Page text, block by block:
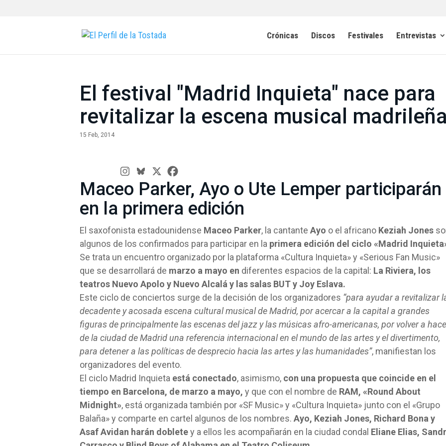
Crónicas Discos Festivales Entrevistas
El festival "Madrid Inquieta" nace para
revitalizar la escena musical madrileña
15 Feb, 2014
Maceo Parker, Ayo o Ute Lemper participarán
en la primera edición
El saxofonista estadounidense Maceo Parker, la cantante Ayo o el africano Keziah Jones
algunos de los confirmados para participar en la primera edición del ciclo «Madrid
Se trata un encuentro organizado por la plataforma «Cultura Inquieta» y «Serious Fan Music»
que se desarrollará de marzo a mayo en diferentes espacios de la capital: La Riviera, los
teatros Nuevo Apolo y Nuevo Alcalá y las salas BUT y Joy Eslava.
Este ciclo de conciertos surge de la decisión de los organizadores “para ayudar a revitalizar
decadente y acosada escena cultural musical de Madrid, por acercar a la capital a grandes
figuras de principalmente las escenas del jazz y las músicas afro-americanas, por volver a
de la ciudad de Madrid una referencia internacional en el mundo de las artes y el divertimento,
para detener a las políticas de desprecio hacia las artes y las humanidades”, manifiestan los
organizadores del evento.
El ciclo Madrid Inquieta está conectado, asimismo, con una propuesta que coincide en el
tiempo en Barcelona, de marzo a mayo, y que con el nombre de RAM, «Round About
Midnight», está organizada también por «SF Music» y «Cultura Inquieta» junto con el «Grupo
Balaña» y comparte en cartel algunos de los nombres. Ayo, Keziah Jones, Richard Bona y
Asaf Avidan harán dobletey a ellos les acompañarán en la ciudad condal Eliane Elias,